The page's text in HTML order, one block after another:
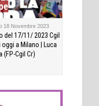
18 Novembre 2023
del 17/11/ 2023 Cgil
oggi a Milano | Luca
(FP-Cgil Cr)